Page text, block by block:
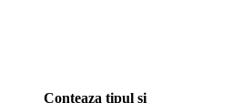
Conteaza tipul si